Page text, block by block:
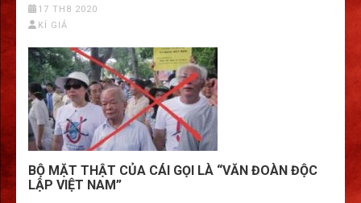
17 TH8 2020
KÍ GIẢ
BỘ MẶT THẬT CỦA CÁI GỌI LÀ “VĂN ĐOÀN ĐỘC
LẬP VIỆT NAM”